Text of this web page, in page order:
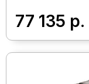
77 135 р.